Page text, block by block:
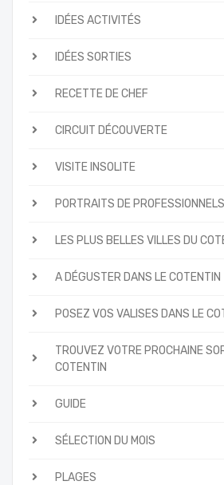
IDÉES ACTIVITÉS
IDÉES SORTIES
RECETTE DE CHEF
CIRCUIT DÉCOUVERTE
VISITE INSOLITE
PORTRAITS DE PROFESSIONNELS
LES PLUS BELLES VILLES DU
A DÉGUSTER DANS LE COTENTIN
POSEZ VOS VALISES DANS LE
TROUVEZ VOTRE PROCHAINE
COTENTIN
GUIDE
SÉLECTION DU MOIS
PLAGES